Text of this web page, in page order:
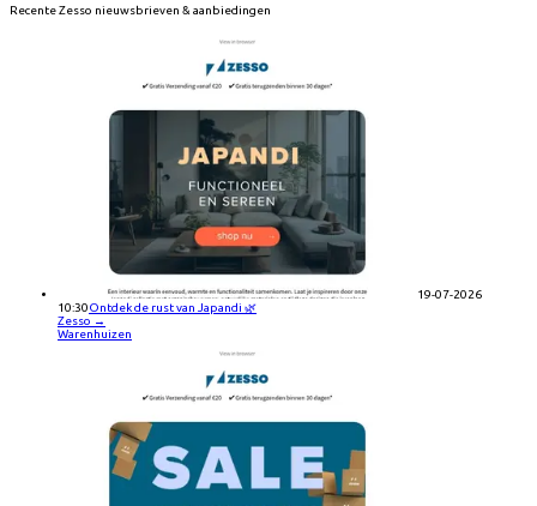
RecenteZesso nieuwsbrieven & aanbiedingen
19-07-2026
10:30Ontdek de rust van Japandi 🌿
Zesso →
Warenhuizen